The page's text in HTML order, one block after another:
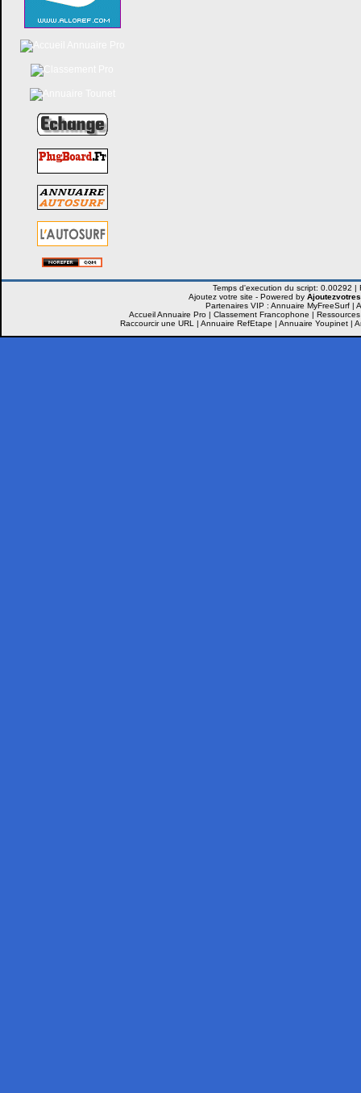
Ajoutez votre site - Powered by
Partenaires VIP : Annuaire MyFreeSurf|
Accueil Annuaire Pro| Classement Francophone |
Raccourcir une URL
| Annuaire RefEtape | Annuaire Youpinet |